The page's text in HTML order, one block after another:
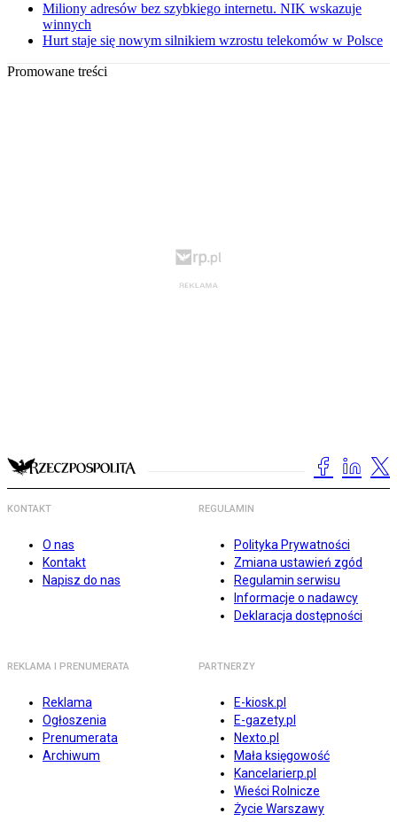
Miliony adresów bez szybkiego internetu. NIK wskazuje
winnych
Hurt staje się nowym silnikiem wzrostu telekomów w Polsce
Promowane treści
KONTAKT
O nas
Kontakt
Napisz do nas
REGULAMIN
Polityka Prywatności
Zmiana ustawień zgód
Regulamin serwisu
Informacje o nadawcy
Deklaracja dostępności
REKLAMA I PRENUMERATA
Reklama
Ogłoszenia
Prenumerata
Archiwum
PARTNERZY
E-kiosk.pl
E-gazety.pl
Nexto.pl
Mała księgowość
Kancelarierp.pl
Wieści Rolnicze
Życie Warszawy